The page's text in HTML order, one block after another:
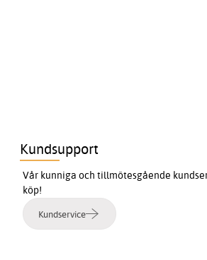
Kundsupport
Vår kunniga och tillmötesgående
köp!
Kundservice